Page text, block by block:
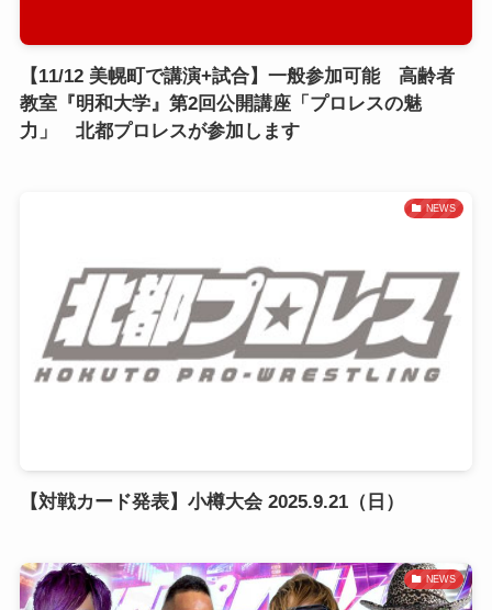
【11/12 美幌町で講演+試合】一般参加可能 高齢者
教室『明和大学』第2回公開講座「プロレスの魅
力」 北都プロレスが参加します
NEWS
【対戦カード発表】小樽大会 2025.9.21（日）
NEWS